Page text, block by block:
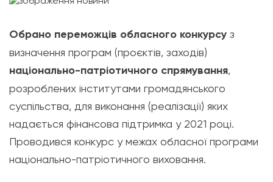
Обрано переможців обласного конкурсу з
визначення програм (проєктів, заходів)
національно-патріотичного спрямування,
розроблених інститутами громадянського
суспільства, для виконання (реалізації) яких
надається фінансова підтримка у 2021 році.
Проводився конкурс у межах обласної програми
національно-патріотичного виховання.